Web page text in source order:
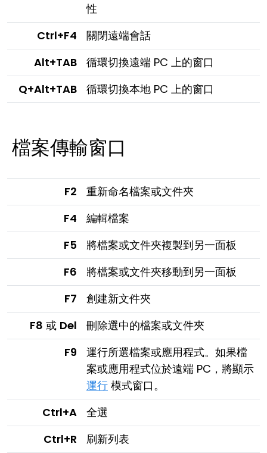
性
Ctrl+F4
關閉遠端會話
Alt+TAB
循環切換遠端 PC 上的窗口
Q+Alt+TAB
循環切換本地 PC 上的窗口
檔案傳輸窗口
F2
重新命名檔案或文件夾
F4
編輯檔案
F5
將檔案或文件夾複製到另一面板
F6
將檔案或文件夾移動到另一面板
F7
創建新文件夾
F8 或 Del
刪除選中的檔案或文件夾
F9
運行所選檔案或應用程式。如果檔
案或應用程式位於遠端 PC，將顯示
運行 模式窗口。
Ctrl+A
全選
Ctrl+R
刷新列表